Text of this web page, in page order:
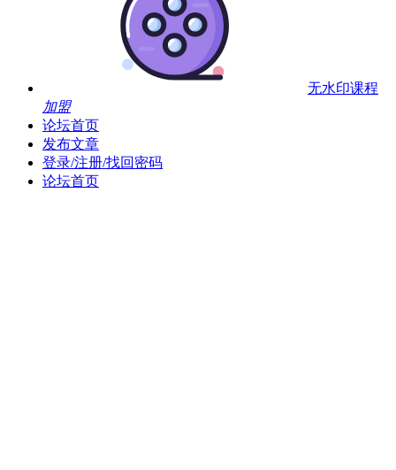
无水印课程
加盟
论坛首页
发布文章
登录/注册/找回密码
论坛首页